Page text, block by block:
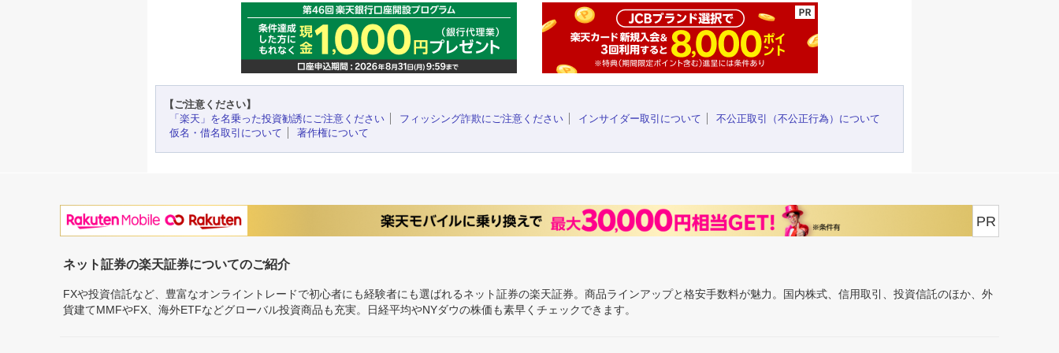
【ご注意ください】
「楽天」を名乗った投資勧誘にご注意ください
フィッシング詐欺にご注意ください インサイダー取引について
不公正取引（不公正行為）について
仮名・借名取引について
著作権について
PR
ネット証券の楽天証券についてのご紹介
FXや投資信託など、豊富なオンライントレードで初心者にも経験者にも選ばれるネット証券の楽天証券。商品ラインアップと格安手数料が魅力。国内株式、信用取引、投資信託のほか、外
貨建てMMFやFX、海外ETFなどグローバル投資商品も充実。日経平均やNYダウの株価も素早くチェックできます。